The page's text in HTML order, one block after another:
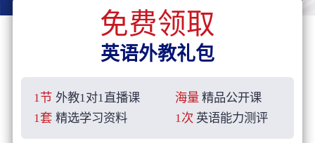
免费领取
英语外教礼包
1节 外教1对1直播课 海量 精品公开课
1套 精选学习资料 1次 英语能力测评